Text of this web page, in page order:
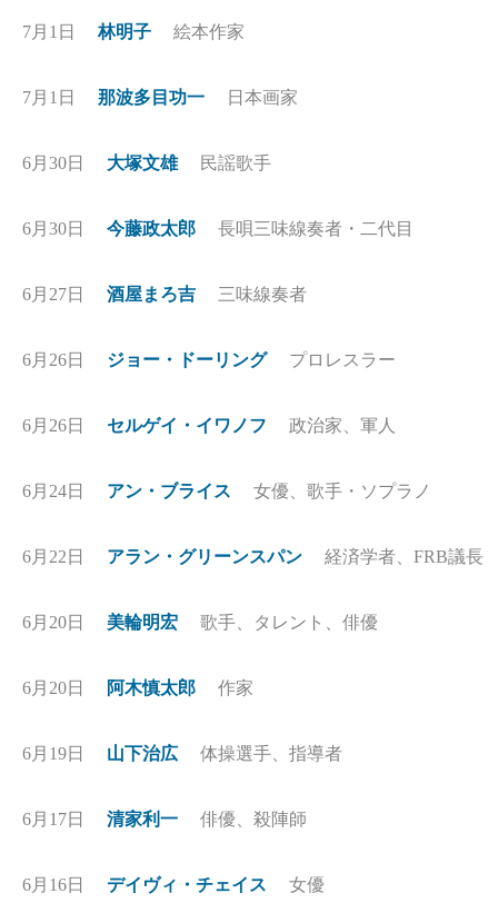
7月1日 林明子 絵本作家
7月1日 那波多目功一 日本画家
6月30日 大塚文雄 民謡歌手
6月30日 今藤政太郎 長唄三味線奏者・二代目
6月27日 酒屋まろ吉 三味線奏者
6月26日 ジョー・ドーリング プロレスラー
6月26日 セルゲイ・イワノフ 政治家、軍人
6月24日 アン・ブライス 女優、歌手・ソプラノ
6月22日 アラン・グリーンスパン 経済学者、FRB議長
6月20日 美輪明宏 歌手、タレント、俳優
6月20日 阿木慎太郎 作家
6月19日 山下治広 体操選手、指導者
6月17日 清家利一 俳優、殺陣師
6月16日 デイヴィ・チェイス 女優